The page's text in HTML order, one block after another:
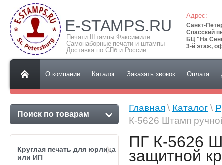
E-STAMPS.RU
Печати Штампы Факсимиле
Самонаборные печати и штампы
Доставка по СПб и России
Адрес:
Санкт-
Спасский
БЦ "На
3-й этаж,
О компании Каталог Заказать звонок Оплата
Поиск по товарам
Круглая печать для юрлица
или ИП
Главная \ Каталог \
К-5626 Штамп
ПГ К-5626
защитной